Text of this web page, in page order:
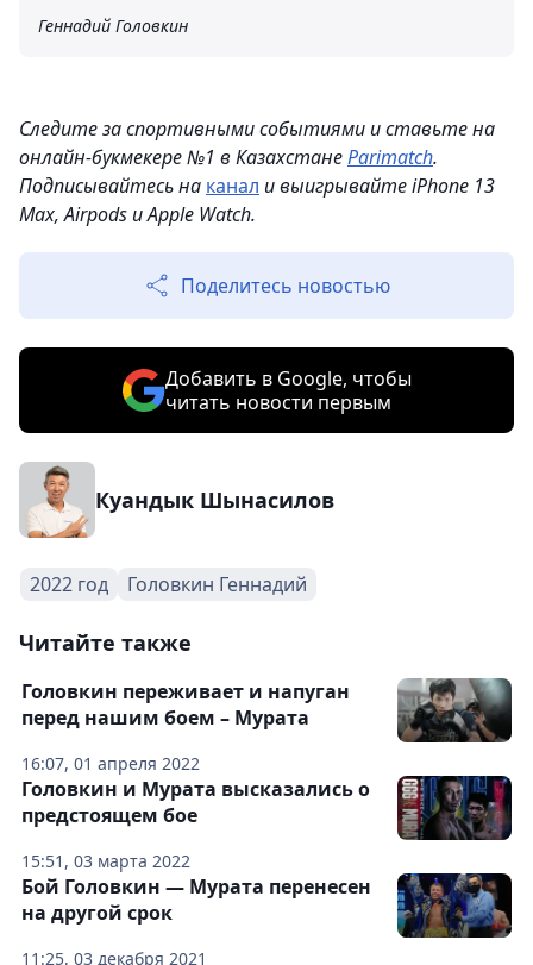
Геннадий Головкин
Следите за спортивными событиями и ставьте на
онлайн-букмекере №1 в КазахстанеParimatch.
Подписывайтесь на канал и выигрывайте iPhone 13
Max, Airpods и Apple Watch.
Поделитесь новостью
Добавить в Google, чтобы
читать новости первым
Куандык Шынасилов
2022 год Головкин Геннадий
Читайте также
16:07, 01 апреля 2022
Головкин переживает и напуган
перед нашим боем – Мурата
15:51, 03 марта 2022
Головкин и Мурата высказались о
предстоящем бое
11:25, 03 декабря 2021
Бой Головкин — Мурата перенесен
на другой срок